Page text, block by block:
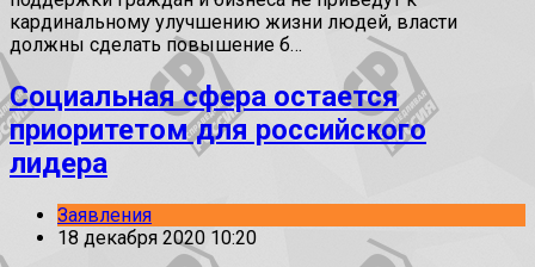
кардинальному улучшению жизни людей, власти
должны сделать повышение б…
Социальная сфера остается
приоритетом для российского
лидера
Заявления
18 декабря 2020 10:20